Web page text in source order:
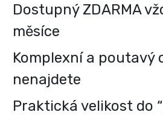
Dostupný ZDARMA
měsíce
Komplexní a poutavý
nenajdete
Praktická velikost do